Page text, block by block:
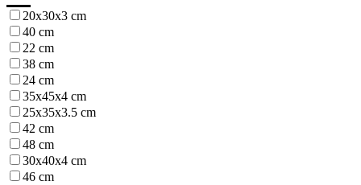
20x30x3 cm
40 cm
22 cm
38 cm
24 cm
35x45x4 cm
25x35x3.5 cm
42 cm
48 cm
30x40x4 cm
46 cm